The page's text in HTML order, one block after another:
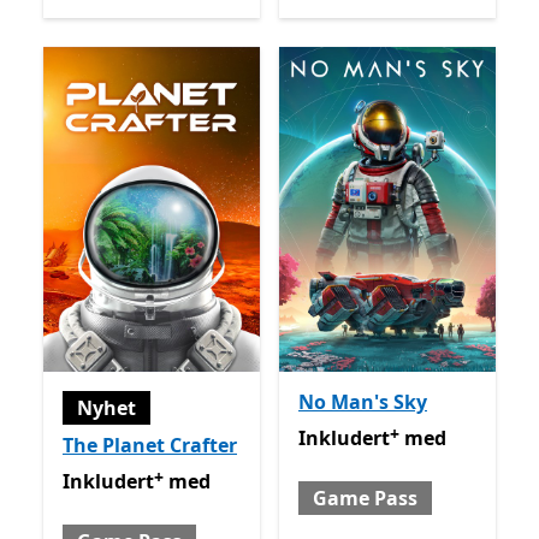
Nyhet
The Planet Crafter
Inkludert med Game Pass Tilbyr kjøp i appen
Inkludert+ med
No Man's Sky
Inkludert med Game Pass
Inkludert+ med
Game Pass